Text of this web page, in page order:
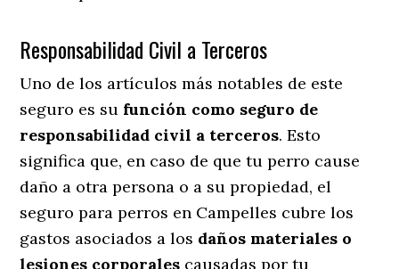
Responsabilidad Civil a Terceros
Uno de los artículos más notables de este
seguro es su función como seguro de
responsabilidad civil a terceros. Esto
significa que, en caso de que tu perro cause
daño a otra persona o a su propiedad, el
seguro para perros en Campelles cubre los
gastos asociados a los daños materiales o
lesiones corporales causadas por tu